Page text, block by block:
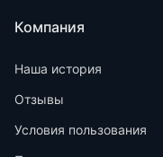
Компания
Наша история
Отзывы
Условия пользования